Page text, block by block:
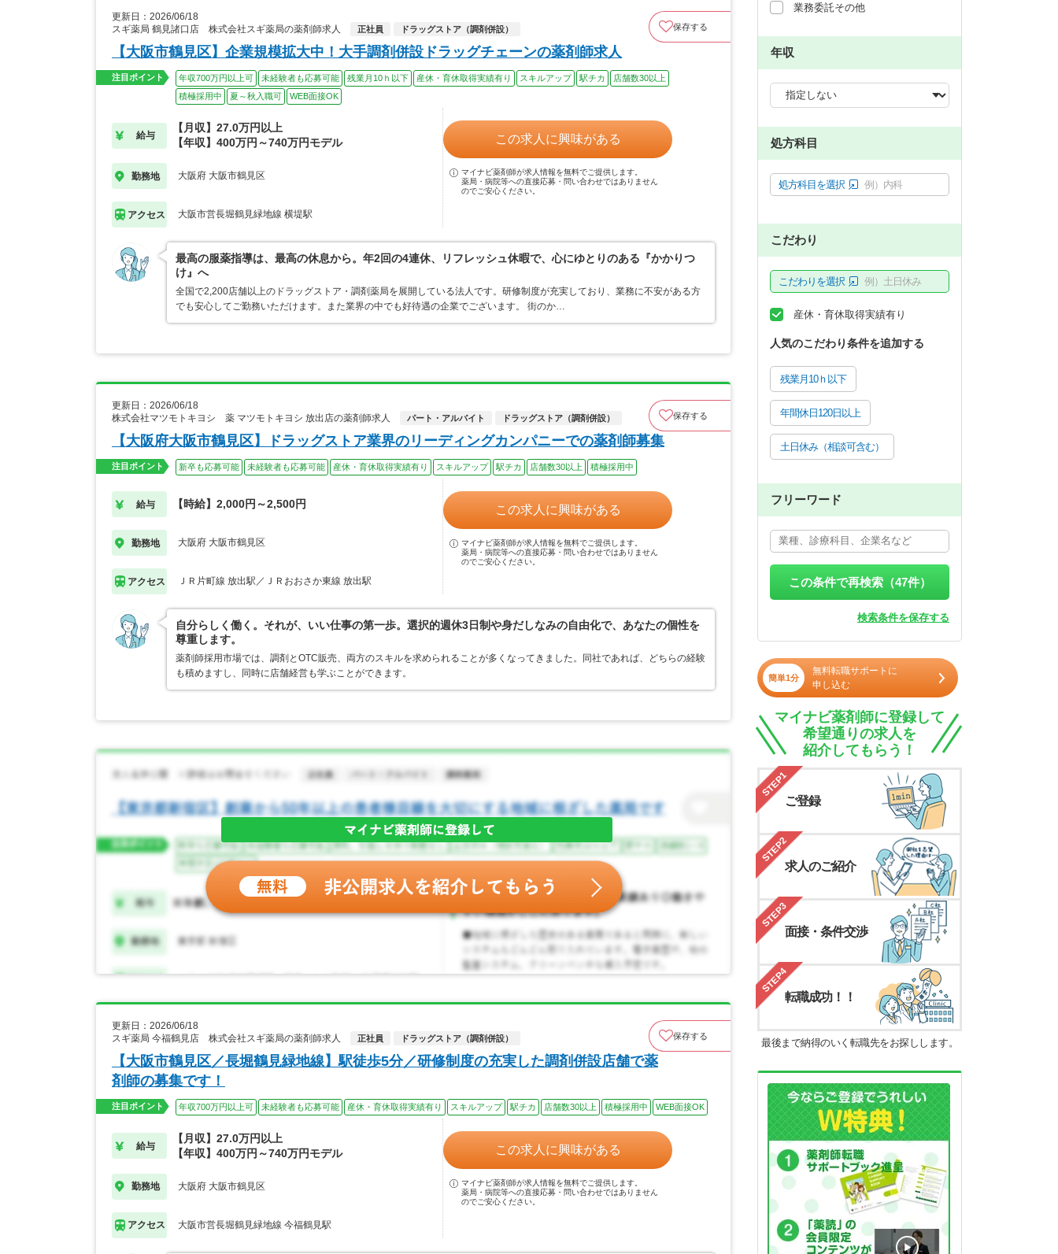
更新日：2026/06/18
スギ薬局 鶴見諸口店 株式会社スギ薬局の薬剤師求人
正社員 ドラッグストア（調剤併設） 保存する
【大阪市鶴見区】企業規模拡大中！大手調剤併設ドラッグチェーンの薬剤師求人
注目ポイント 年収700万円以上可 未経験者も応募可能 残業月10ｈ以下 産休・育休取得実績有り スキルアップ 駅チカ
店舗数30以上
積極採用中
夏～秋入職可 WEB面接OK
給与
【月収】27.0万円以上
【年収】400万円～740万円モデル
勤務地 大阪府 大阪市鶴見区
アクセス 大阪市営長堀鶴見緑地線 横堤駅
この求人に興味がある
マイナビ薬剤師が求人情報を無料でご提供します。
薬局・病院等への直接応募・問い合わせではありません
のでご安心ください。
最高の服薬指導は、最高の休息から。年2回の4連休、リフレッシュ休暇で、心にゆとりのある『かかりつ
け』へ
全国で2,200店舗以上のドラッグストア・調剤薬局を展開している法人です。研修制度が充実しており、業務に不安がある方
でも安心してご勤務いただけます。また業界の中でも好待遇の企業でございます。 街のか…
更新日：2026/06/18
株式会社マツモトキヨシ 薬 マツモトキヨシ 放出店の薬剤師求人
パート・アルバイト ドラッグストア（調剤併設） 保存する
【大阪府大阪市鶴見区】ドラッグストア業界のリーディングカンパニーでの薬剤師募集
注目ポイント 新卒も応募可能 未経験者も応募可能 産休・育休取得実績有り スキルアップ 駅チカ 店舗数30以上 積極採用中
給与 【時給】2,000円～2,500円
勤務地 大阪府 大阪市鶴見区
アクセス ＪＲ片町線 放出駅／ＪＲおおさか東線 放出駅
この求人に興味がある
マイナビ薬剤師が求人情報を無料でご提供します。
薬局・病院等への直接応募・問い合わせではありません
のでご安心ください。
自分らしく働く。それが、いい仕事の第一歩。選択的週休3日制や身だしなみの自由化で、あなたの個性を
尊重します。
薬剤師採用市場では、調剤とOTC販売、両方のスキルを求められることが多くなってきました。同社であれば、どちらの経験
も積めますし、同時に店舗経営も学ぶことができます。
更新日：2026/06/18
スギ薬局 今福鶴見店 株式会社スギ薬局の薬剤師求人
正社員 ドラッグストア（調剤併設） 保存する
【大阪市鶴見区／長堀鶴見緑地線】駅徒歩5分／研修制度の充実した調剤併設店舗で薬
剤師の募集です！
注目ポイント 年収700万円以上可 未経験者も応募可能 産休・育休取得実績有り スキルアップ 駅チカ 店舗数30以上 積極採用中 WEB面接OK
給与
【月収】27.0万円以上
【年収】400万円～740万円モデル
勤務地 大阪府 大阪市鶴見区
アクセス 大阪市営長堀鶴見緑地線 今福鶴見駅
この求人に興味がある
マイナビ薬剤師が求人情報を無料でご提供します。
薬局・病院等への直接応募・問い合わせではありません
のでご安心ください。
業務委託その他
年収
処方科目
処方科目を選択 例）内科
こだわり
こだわりを選択 例）土日休み
産休・育休取得実績有り
人気のこだわり条件を追加する
残業月10ｈ以下
年間休日120日以上
土日休み（相談可含む）
フリーワード
この条件で再検索（47件）
検索条件を保存する
簡単1分
無料転職サポートに
申し込む
マイナビ薬剤師に登録して
希望通りの求人を
紹介してもらう！
STEP1
ご登録
STEP2
求人のご紹介
STEP3
面接・条件交渉
STEP4
転職成功！！
最後まで納得のいく転職先をお探しします。